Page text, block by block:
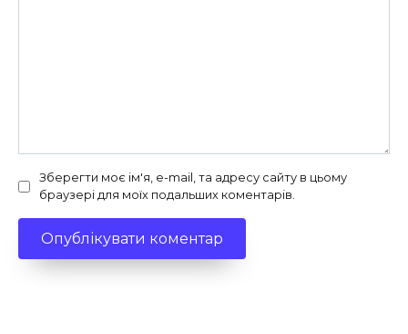
Зберегти моє ім'я, e-mail, та адресу сайту в цьому
браузері для моїх подальших коментарів.